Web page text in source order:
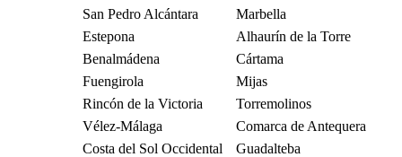
San Pedro Alcántara
Marbella
Estepona
Alhaurín de la Torre
Benalmádena
Cártama
Fuengirola
Mijas
Rincón de la Victoria
Torremolinos
Vélez-Málaga
Comarca de Antequera
Costa del Sol Occidental
Guadalteba